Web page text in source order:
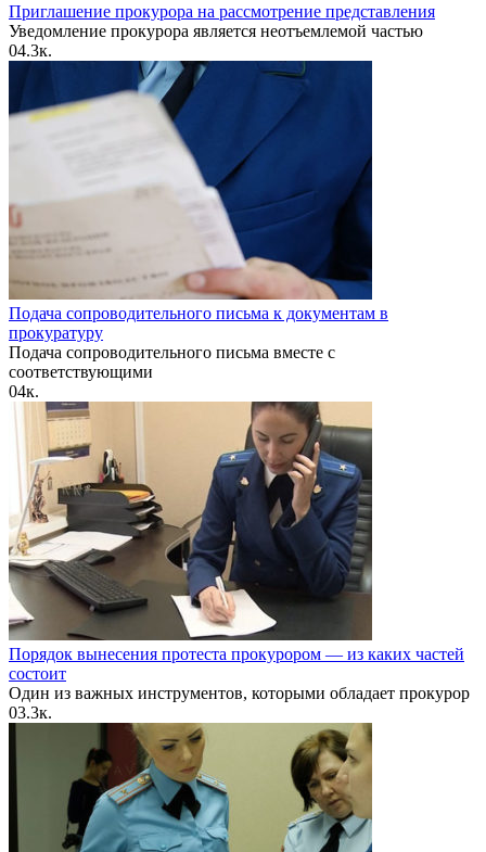
Приглашение прокурора на рассмотрение представления
Уведомление прокурора является неотъемлемой частью
04.3к.
Подача сопроводительного письма к документам в
прокуратуру
Подача сопроводительного письма вместе с
соответствующими
04к.
Порядок вынесения протеста прокурором — из каких частей
состоит
Один из важных инструментов, которыми обладает прокурор
03.3к.